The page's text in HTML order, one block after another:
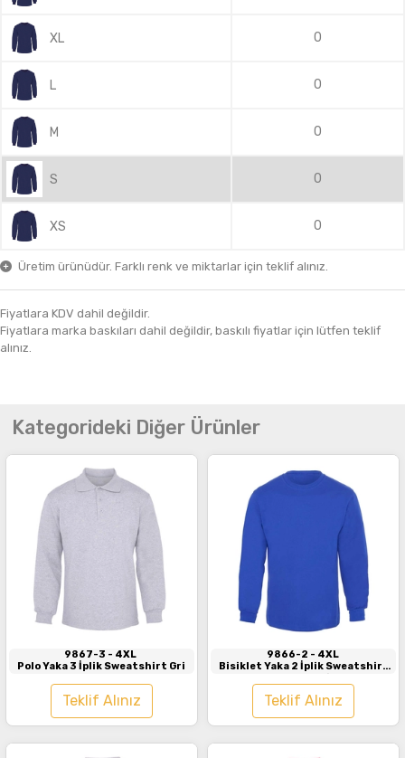
XL 0
L 0
M 0
S 0
XS 0
Üretim ürünüdür. Farklı renk ve miktarlar için teklif alınız.
Fiyatlara KDV dahil değildir.
Fiyatlara marka baskıları dahil değildir, baskılı fiyatlar için lütfen teklif
alınız.
Kategorideki Diğer Ürünler
9867-3 - 4XL
Polo Yaka 3 İplik Sweatshirt Gri
Teklif Alınız
9866-2 - 4XL
Bisiklet Yaka 2 İplik Sweatshirt
Teklif Alınız